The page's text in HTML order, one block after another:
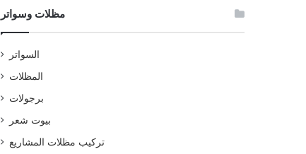
مظلات وسواتر
السواتر
المظلات
برجولات
بيوت شعر
تركيب مظلات المشاريع